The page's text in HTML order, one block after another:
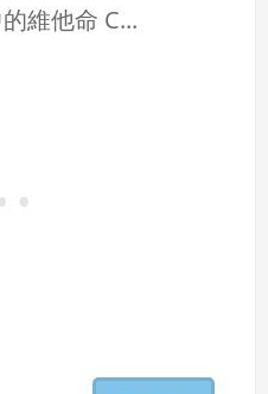
維他命 C...